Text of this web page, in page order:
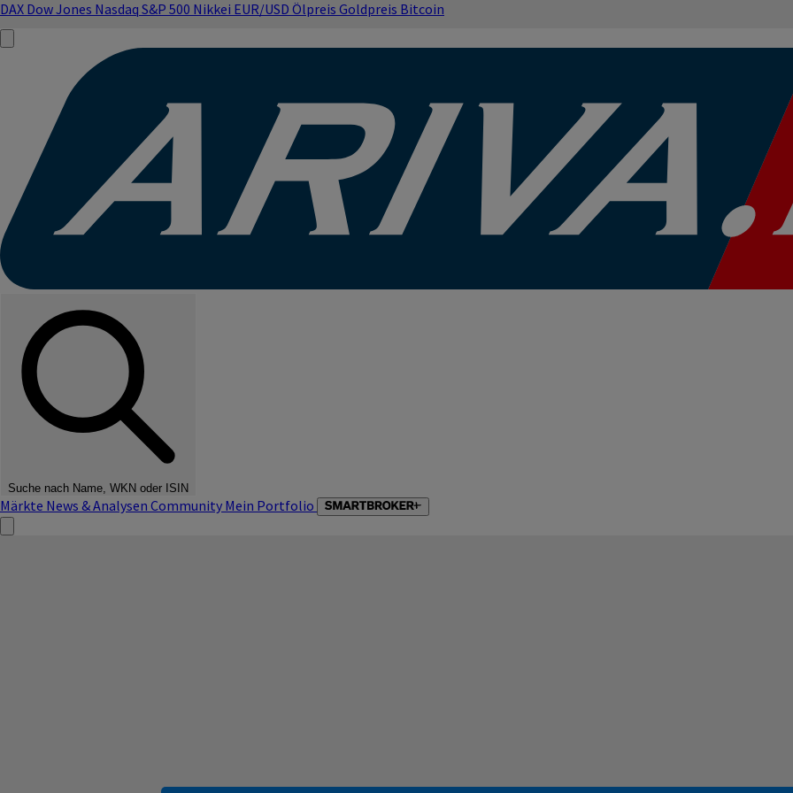
DAX Dow Jones Nasdaq S&P 500 Nikkei EUR/USD Ölpreis Goldpreis Bitcoin
Suche nach Name, WKN oder ISIN
Märkte News & Analysen Community Mein Portfolio